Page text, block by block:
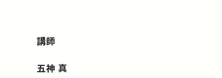
講師
五神 真